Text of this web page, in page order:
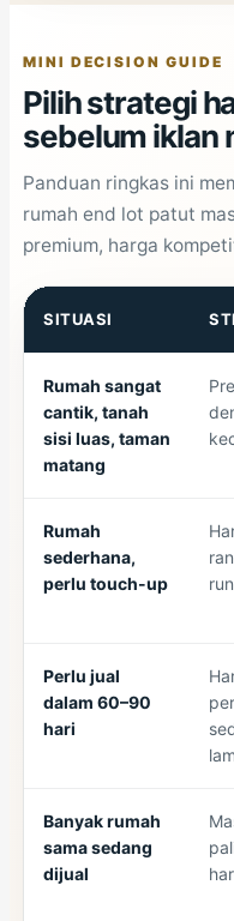
MINI DECISION GUIDE
Pilih strategi
sebelum iklan
Panduan ringkas ini
rumah end lot patut
premium, harga
SITUASI
Rumah sangat
cantik, tanah
sisi luas, taman
matang
Rumah
sederhana,
perlu touch-up
Perlu jual
dalam 60–90
hari
Banyak rumah
sama sedang
dijual